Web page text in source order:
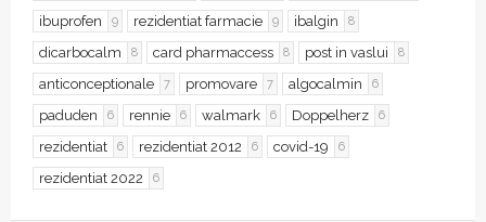
ibuprofen 9 rezidentiat farmacie 9 ibalgin 8
dicarbocalm 8 card pharmaccess 8 post in vaslui 8
anticonceptionale 7 promovare 7 algocalmin 6
paduden 6 rennie 6 walmark 6 Doppelherz 6
rezidentiat 6 rezidentiat 2012 6 covid-19 6
rezidentiat 2022 6